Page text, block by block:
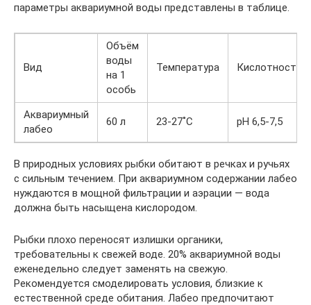
параметры аквариумной воды представлены в таблице.
Вид
Объём
воды
на 1
особь
Температура Кислотность
Аквариумный
лабео
60 л 23-27˚С pH 6,5-7,5
В природных условиях рыбки обитают в речках и ручьях
с сильным течением. При аквариумном содержании лабео
нуждаются в мощной фильтрации и аэрации — вода
должна быть насыщена кислородом.
Рыбки плохо переносят излишки органики,
требовательны к свежей воде. 20% аквариумной воды
еженедельно следует заменять на свежую.
Рекомендуется смоделировать условия, близкие к
естественной среде обитания. Лабео предпочитают